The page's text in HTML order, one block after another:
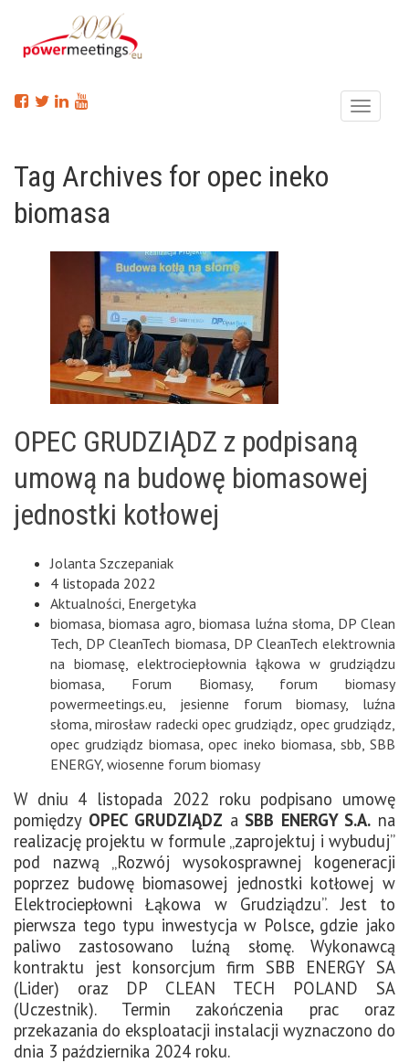
Menu
Tag Archives for opec ineko
biomasa
OPEC GRUDZIĄDZ z podpisaną
umową na budowę biomasowej
jednostki kotłowej
Jolanta Szczepaniak
4 listopada 2022
Aktualności Energetyka
biomasa biomasa agro biomasa luźna słoma DP Clean
Tech DP CleanTech biomasa DP CleanTech elektrownia
na biomasę
elektrociepłownia łąkowa w grudziądzu
biomasa
Forum Biomasy, forum biomasy
powermeetings.eu
jesienne forum biomasy, luźna
słoma ,mirosław radecki opec grudziądz opec grudziądz
opec grudziądz biomasa ,opec ineko biomasa sbb ,SBB
ENERGY, wiosenne forum biomasy
W dniu 4 listopada 2022 roku podpisano umowę
pomiędzy OPEC GRUDZIĄDZ a SBB ENERGY S.A. na
realizację projektu w formule „zaprojektuj i wybuduj”
pod nazwą „Rozwój wysokosprawnej kogeneracji
poprzez budowę biomasowej jednostki kotłowej w
Elektrociepłowni Łąkowa w Grudziądzu”. Jest to
pierwsza tego typu inwestycja w Polsce, gdzie jako
paliwo zastosowano luźną słomę. Wykonawcą
kontraktu jest konsorcjum firm SBB ENERGY SA
(Lider) oraz DP CLEAN TECH POLAND SA
(Uczestnik). Termin zakończenia prac oraz
przekazania do eksploatacji instalacji wyznaczono do
dnia 3 października 2024 roku.